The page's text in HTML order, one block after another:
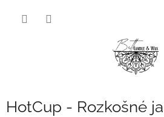
HotCup - Rozkošné